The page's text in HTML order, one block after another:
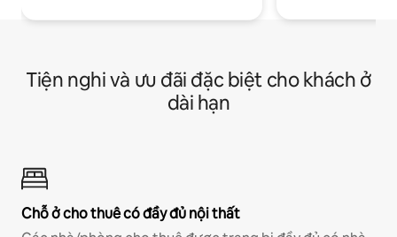
Tiện nghi và ưu đãi đặc biệt cho khách ở
dài hạn
Chỗ ở cho thuê có đầy đủ nội thất